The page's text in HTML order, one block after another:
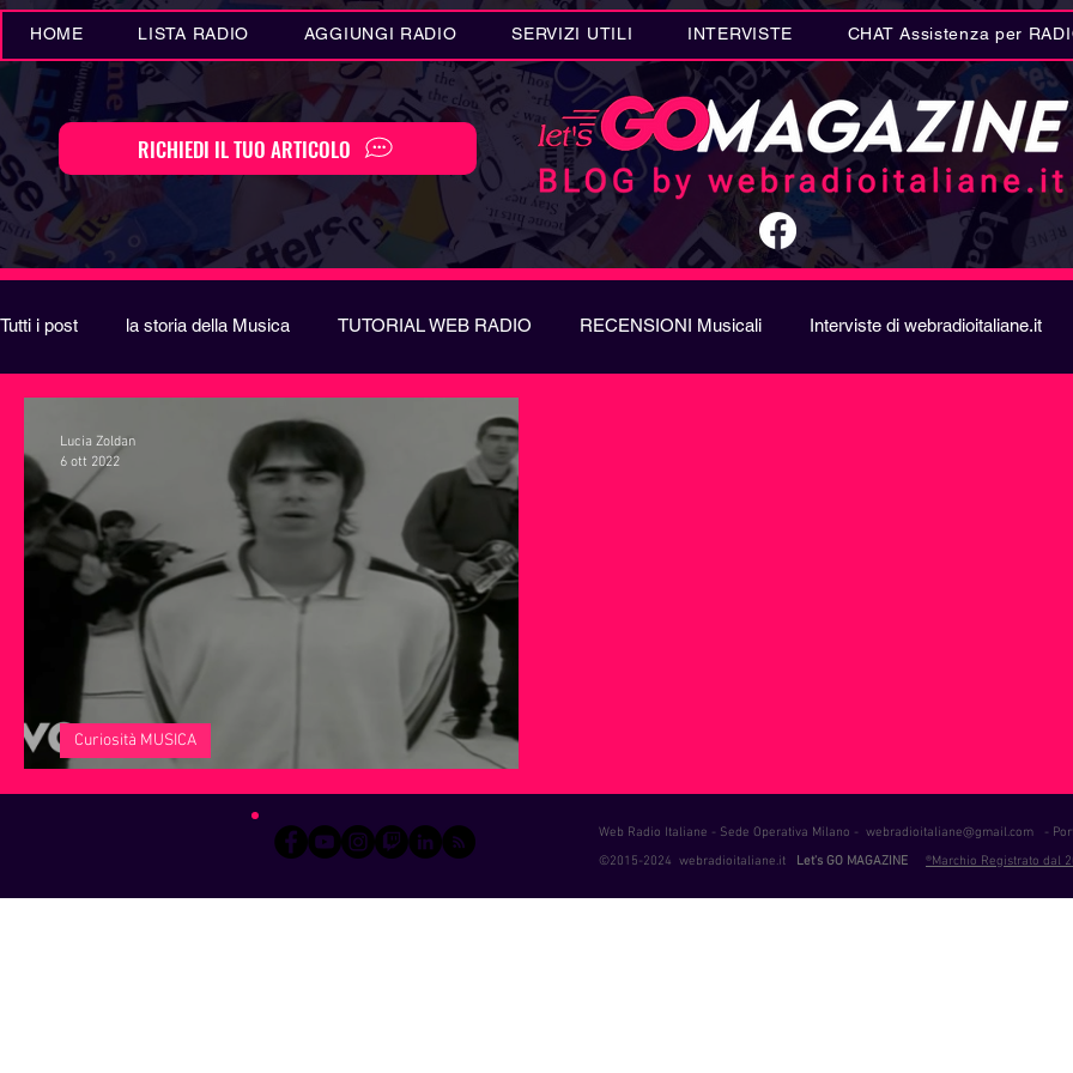
HOME LISTA RADIO AGGIUNGI RADIO SERVIZI UTILI INTERVISTE CHAT Assistenza per
RICHIEDI IL TUO ARTICOLO
Tutti i post la storia della Musica TUTORIAL WEB RADIO RECENSIONI Musicali Interviste di webradioitaliane.it
Novità MUSICA Curiosità MUSICA
Festival di Sanremo Arte REPORT
Servizi offerti da WRI Halloween Notizie Musica
Oasis: quando fratelli e sorelle se le suonano
Curiosità MUSICA
Lucia Zoldan
6 ott 2022
Web Radio Italiane - Sede Operativa Milano - webradioitaliane@gmail.com -
©2015-2024 webradioitaliane.it Let's GO MAGAZINE ®Marchio Registrato dal